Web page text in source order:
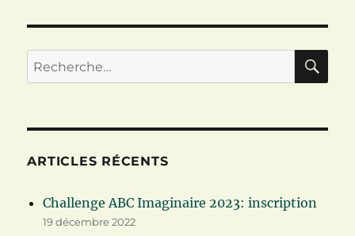
Recherche
pour :
ARTICLES RÉCENTS
Challenge ABC Imaginaire 2023: inscription
19 décembre 2022